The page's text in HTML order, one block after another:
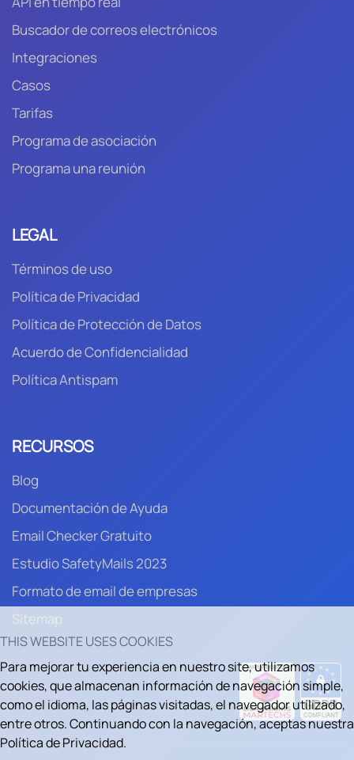
Buscador de correos electrónicos
Integraciones
Casos
Tarifas
Programa de asociación
Programa una reunión
LEGAL
Términos de uso
Política de Privacidad
Política de Protección de Datos
Acuerdo de Confidencialidad
Política Antispam
RECURSOS
Blog
Documentación de Ayuda
Email Checker Gratuito
Estudio SafetyMails 2023
Formato de email de empresas
Sitemap
THIS WEBSITE USES COOKIES
Para mejorar tu experiencia en nuestro site, utilizamos
cookies, que almacenan información de navegación simple,
como el idioma, las páginas visitadas, el navegador utilizado,
entre otros. Continuando con la navegación, aceptas nuestra
Política de Privacidad.